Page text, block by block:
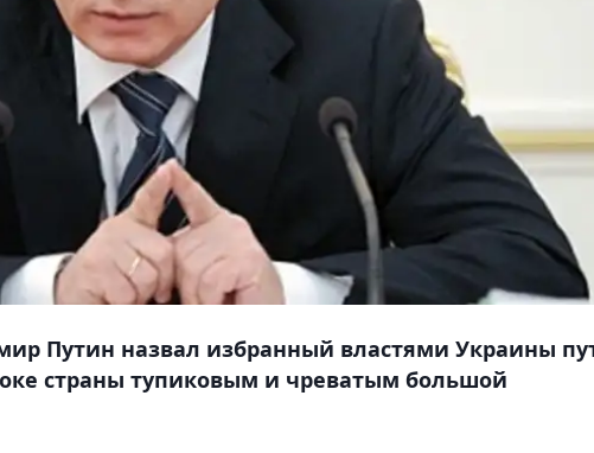
Путин назвал избранный властями Украины
страны тупиковым и чреватым большой